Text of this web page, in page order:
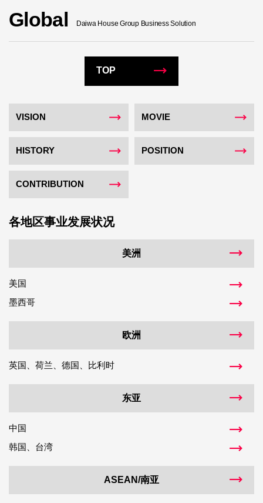
Global Daiwa House Group Business Solution
TOP
VISION MOVIE
HISTORY POSITION
CONTRIBUTION
各地区事业发展状况
美洲
美国
墨西哥
欧洲
英国、荷兰、德国、比利时
东亚
中国
韩国、台湾
ASEAN/南亚